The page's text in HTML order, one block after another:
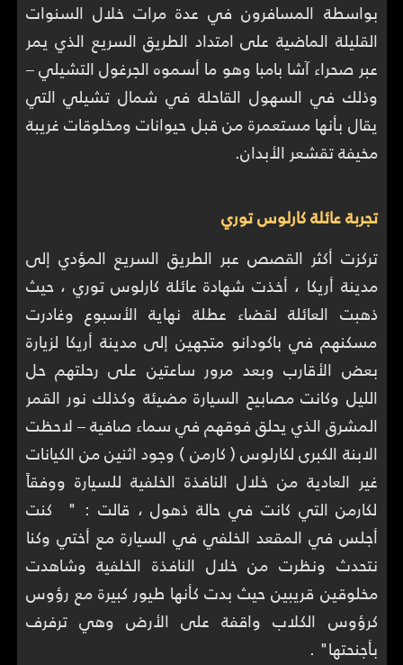
بواسطة المسافرون في عدة مرات خلال السنوات
القليلة الماضية على امتداد الطريق السريع الذي يمر
عبر صحراء آشا بامبا وهو ما أسموه الجرغول التشيلي –
وذلك في السهول القاحلة في شمال تشيلي التي
يقال بأنها مستعمرة من قبل حيوانات ومخلوقات غريبة
مخيفة تقشعر الأبدان.
تجربة عائلة كارلوس توري
تركزت أكثر القصص عبر الطريق السريع المؤدي إلى
مدينة أريكا ، أخذت شهادة عائلة كارلوس توري ، حيث
ذهبت العائلة لقضاء عطلة نهاية الأسبوع وغادرت
مسكنهم في باكودانو متجهين إلى مدينة أريكا لزيارة
بعض الأقارب وبعد مرور ساعتين على رحلتهم حل
الليل وكانت مصابيح السيارة مضيئة وكذلك نور القمر
المشرق الذي يحلق فوقهم في سماء صافية – لاحظت
الابنة الكبرى لكارلوس ( كارمن ) وجود اثنين من الكيانات
غير العادية من خلال النافذة الخلفية للسيارة ووفقاً
لكارمن التي كانت في حالة ذهول ، قالت : " كنت
أجلس في المقعد الخلفي في السيارة مع أختي وكنا
نتحدث ونظرت من خلال النافذة الخلفية وشاهدت
مخلوقين قريبين حيث بدت كأنها طيور كبيرة مع رؤوس
كرؤوس الكلاب واقفة على الأرض وهي ترفرف
بأجنحتها" .